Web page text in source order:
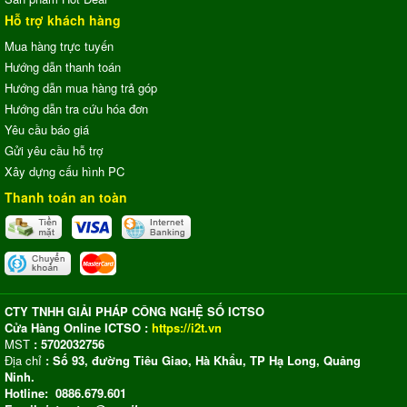
Hỗ trợ khách hàng
Mua hàng trực tuyến
Hướng dẫn thanh toán
Hướng dẫn mua hàng trả góp
Hướng dẫn tra cứu hóa đơn
Yêu cầu báo giá
Gửi yêu cầu hỗ trợ
Xây dựng cấu hình PC
Thanh toán an toàn
CTY TNHH GIẢI PHÁP CÔNG NGHỆ SỐ ICTSO
Cửa Hàng Online ICTSO : https://i2t.vn
MST : 5702032756
Địa chỉ : Số 93, đường Tiêu Giao, Hà Khẩu, TP Hạ Long, Quảng
Ninh.
Hotline: 0886.679.601